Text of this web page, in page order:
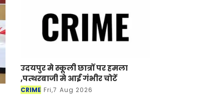
उदयपुर मे स्कूली छात्रों पर हमला
,पत्थरबाजी मे आई गंभीर चोटें
CRIME Fri,7 Aug 2026